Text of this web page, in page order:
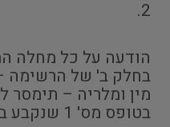
2.
הודעה על כל מחלה
בחלק ב' של
מין ומלריה –
בטופס מס' 1 שנקבע בתוספת.